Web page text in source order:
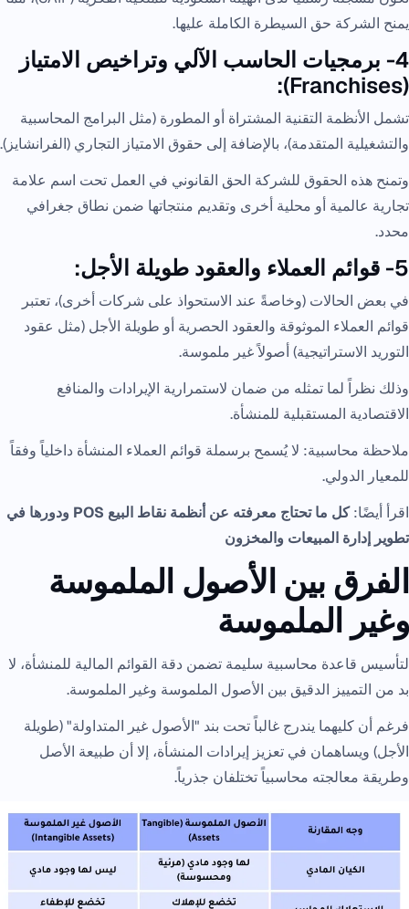
يمنح الشركة حق السيطرة الكاملة عليها.
4- برمجيات الحاسب الآلي وتراخيص الامتياز
(Franchises):
تشمل الأنظمة التقنية المشتراة أو المطورة (مثل البرامج المحاسبية
والتشغيلية المتقدمة)، بالإضافة إلى حقوق الامتياز التجاري (الفرانشايز).
وتمنح هذه الحقوق للشركة الحق القانوني في العمل تحت اسم علامة
تجارية عالمية أو محلية أخرى وتقديم منتجاتها ضمن نطاق جغرافي
محدد.
5- قوائم العملاء والعقود طويلة الأجل:
في بعض الحالات (وخاصةً عند الاستحواذ على شركات أخرى)، تعتبر
قوائم العملاء الموثوقة والعقود الحصرية أو طويلة الأجل (مثل عقود
التوريد الاستراتيجية) أصولاً غير ملموسة.
وذلك نظراً لما تمثله من ضمان لاستمرارية الإيرادات والمنافع
الاقتصادية المستقبلية للمنشأة.
ملاحظة محاسبية: لا يُسمح برسملة قوائم العملاء المنشأة داخلياً وفقاً
للمعيار الدولي.
اقرأ أيضًا:
كل ما تحتاج معرفته عن أنظمة نقاط البيع POS ودورها في
تطوير إدارة المبيعات والمخزون
الفرق بين الأصول الملموسة
وغير الملموسة
لتأسيس قاعدة محاسبية سليمة تضمن دقة القوائم المالية للمنشأة، لا
بد من التمييز الدقيق بين الأصول الملموسة وغير الملموسة.
فرغم أن كليهما يندرج غالباً تحت بند "الأصول غير المتداولة" (طويلة
الأجل) ويساهمان في تعزيز إيرادات المنشأة، إلا أن طبيعة الأصل
وطريقة معالجته محاسبياً تختلفان جذرياً.